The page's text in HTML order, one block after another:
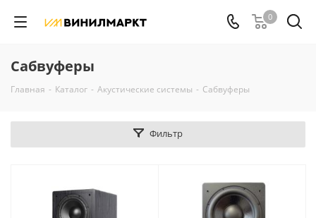
0
Сабвуферы
Главная - Каталог - Акустические системы - Сабвуферы
Фильтр